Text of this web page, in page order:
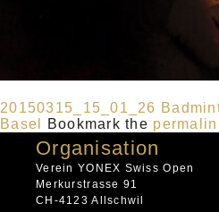
20150315_15_01_26
Basel
Bookmark the
Organisation
Verein YONEX Swiss Open
Merkurstrasse 91
CH-4123 Allschwil